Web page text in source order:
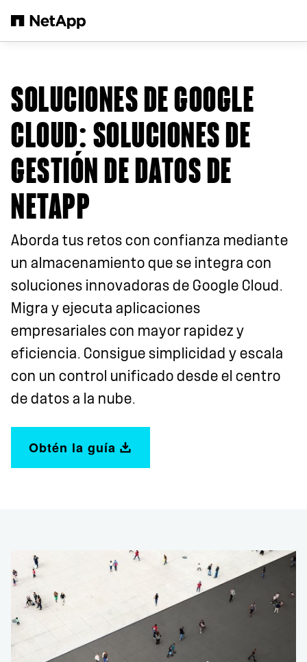
SOLUCIONES DE GOOGLE
CLOUD: SOLUCIONES DE
GESTIÓN DE DATOS DE
NETAPP
Aborda tus retos con confianza mediante
un almacenamiento que se integra con
soluciones innovadoras de Google Cloud.
Migra y ejecuta aplicaciones
empresariales con mayor rapidez y
eficiencia. Consigue simplicidad y escala
con un control unificado desde el centro
de datos a la nube.
Obtén la guía